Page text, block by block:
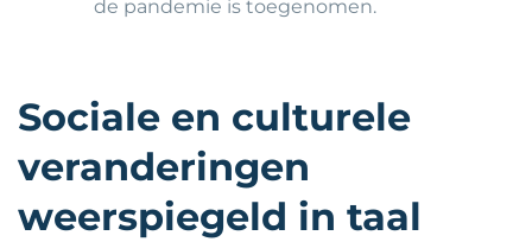
de pandemie is toegenomen.
Sociale en culturele
veranderingen
weerspiegeld in taal